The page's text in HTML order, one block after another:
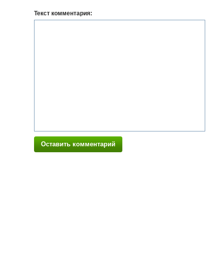
Текст комментария:
Оставить комментарий